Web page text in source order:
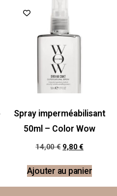
Spray imperméabilisant
50ml – Color Wow
14,00€ 9,80€
Ajouter au panier